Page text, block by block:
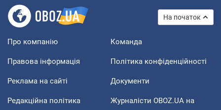
На початок
Про компанію Команда
Правова інформація Політика конфіденційності
Реклама на сайті Документи
Редакційна політика
Журналісти OBOZ.UA на